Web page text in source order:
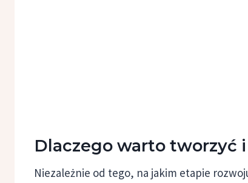
Dlaczego warto tworzyć
Niezależnie od tego, na jakim etapie